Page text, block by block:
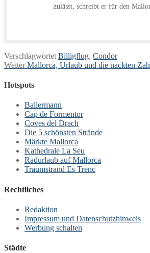
zulässt, schreibt er für den
Verschlagwortet Billigflug, Condor
Beitragsnavigation
Weiter Nächster
Mallorca, Urlaub und die nackten
Hotspots
Ballermann
Cap de Formentor
Coves del Drach
Die 5 schönsten Strände
Märkte Mallorca
Kathedrale La Seu
Radurlaub auf Mallorca
Traumstrand Es Trenc
Rechtliches
Redaktion
Impressum und Datenschutzhinweis
Werbung schalten
Städte